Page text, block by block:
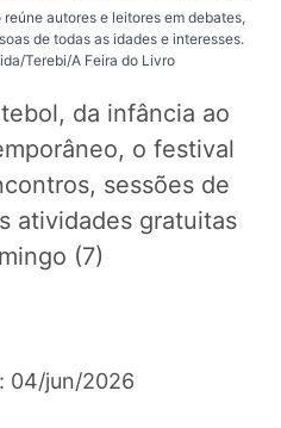
autores e leitores em debates,
de todas as idades e interesses.
Terebi/A Feira do Livro
da infância ao
o festival
sessões de
atividades gratuitas
(7)
04/jun/2026